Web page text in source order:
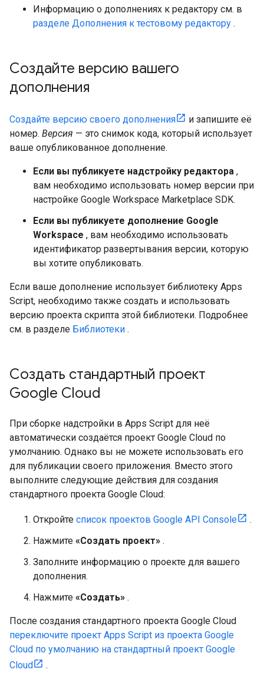
Информацию о дополнениях к редактору см. в
разделе Дополнения к тестовому редактору .
Создайте версию вашего
дополнения
Создайте версию своего дополнения
и запишите её
номер. Версия — это снимок кода, который использует
ваше опубликованное дополнение.
Если вы публикуете надстройку редактора ,
вам необходимо использовать номер версии при
настройке Google Workspace Marketplace SDK.
Если вы публикуете дополнение Google
Workspace , вам необходимо использовать
идентификатор развертывания версии, которую
вы хотите опубликовать.
Если ваше дополнение использует библиотеку Apps
Script, необходимо также создать и использовать
версию проекта скрипта этой библиотеки. Подробнее
см. в разделе Библиотеки .
Создать стандартный проект
Google Cloud
При сборке надстройки в Apps Script для неё
автоматически создаётся проект Google Cloud по
умолчанию. Однако вы не можете использовать его
для публикации своего приложения. Вместо этого
выполните следующие действия для создания
стандартного проекта Google Cloud:
Откройте список проектов Google API Console
.
Нажмите «Создать проект» .
Заполните информацию о проекте для вашего
дополнения.
Нажмите «Создать» .
После создания стандартного проекта Google Cloud
переключите проект Apps Script из проекта Google
Cloud по умолчанию на стандартный проект Google
Cloud
.